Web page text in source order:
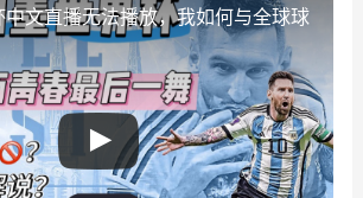
文直播无法播放，我如何与全球球